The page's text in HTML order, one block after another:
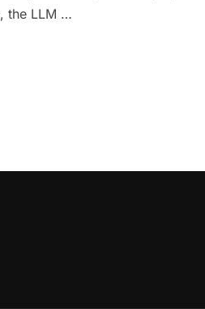
the LLM …
YOUR AI STARTS SOLVING MATH